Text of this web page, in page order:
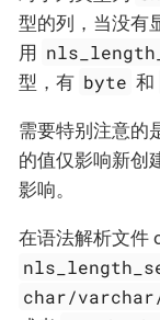
型的列，当没有
用
型，有 byte 和
需要特别注意的
的值仅影响新创
影响。
在语法解析文件
char/